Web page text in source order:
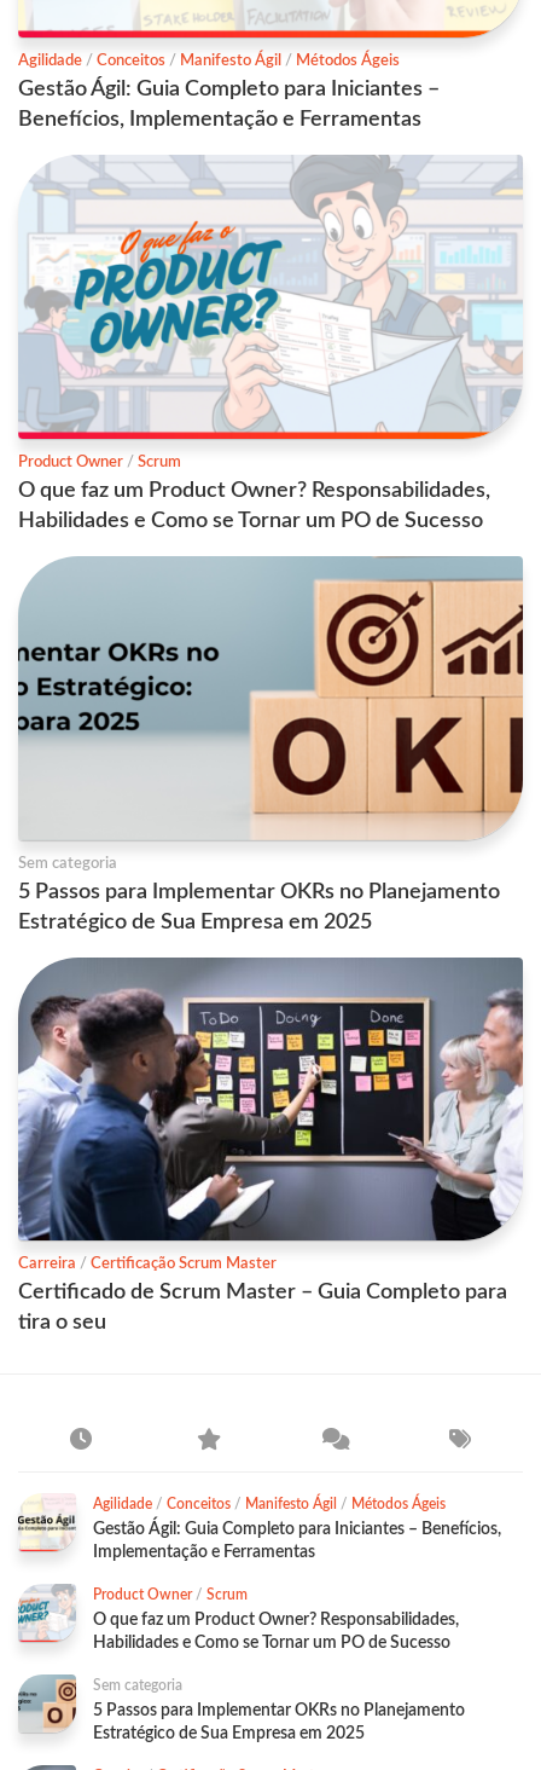
Agilidade / Conceitos / Manifesto Ágil / Métodos Ágeis
Gestão Ágil: Guia Completo para Iniciantes –
Benefícios, Implementação e Ferramentas
Product Owner / Scrum
O que faz um Product Owner? Responsabilidades,
Habilidades e Como se Tornar um PO de Sucesso
Sem categoria
5 Passos para Implementar OKRs no Planejamento
Estratégico de Sua Empresa em 2025
Carreira / Certificação Scrum Master
Certificado de Scrum Master – Guia Completo para
tira o seu
Agilidade / Conceitos / Manifesto Ágil / Métodos Ágeis
Gestão Ágil: Guia Completo para Iniciantes – Benefícios,
Implementação e Ferramentas
Product Owner/ Scrum
O que faz um Product Owner? Responsabilidades,
Habilidades e Como se Tornar um PO de Sucesso
Sem categoria
5 Passos para Implementar OKRs no Planejamento
Estratégico de Sua Empresa em 2025